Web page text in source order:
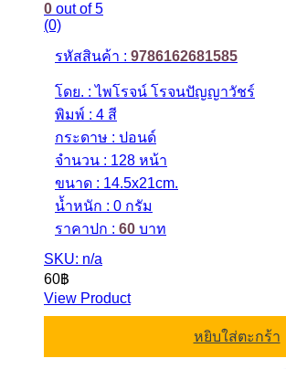
0 out of 5
(0)
รหัสสินค้า : 9786162681585
โดย. : ไพโรจน์ โรจนปัญญาวัชร์
พิมพ์ : 4 สี
กระดาษ : ปอนด์
จำนวน : 128 หน้า
ขนาด : 14.5x21cm.
น้ำหนัก : 0 กรัม
ราคาปก : 60 บาท
SKU: n/a
60฿
View Product
หยิบใส่ตะกร้า